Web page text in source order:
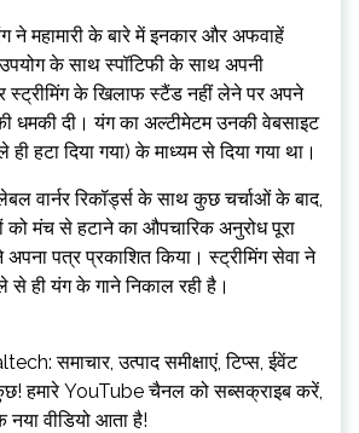
ने महामारी के बारे में इनकार और अफवाहें
के साथ स्पॉटिफी के साथ अपनी
स्ट्रीमिंग के खिलाफ स्टैंड नहीं लेने पर अपने
धमकी दी। यंग का अल्टीमेटम उनकी वेबसाइट
हटा दिया गया) के माध्यम से दिया गया था।
वार्नर रिकॉर्ड्स के साथ कुछ चर्चाओं के बाद,
को मंच से हटाने का औपचारिक अनुरोध पूरा
अपना पत्र प्रकाशित किया। स्ट्रीमिंग सेवा ने
से ही यंग के गाने निकाल रही है।
समाचार, उत्पाद समीक्षाएं, टिप्स, ईवेंट
हमारे YouTube चैनल को सब्सक्राइब करें,
वीडियो आता है!